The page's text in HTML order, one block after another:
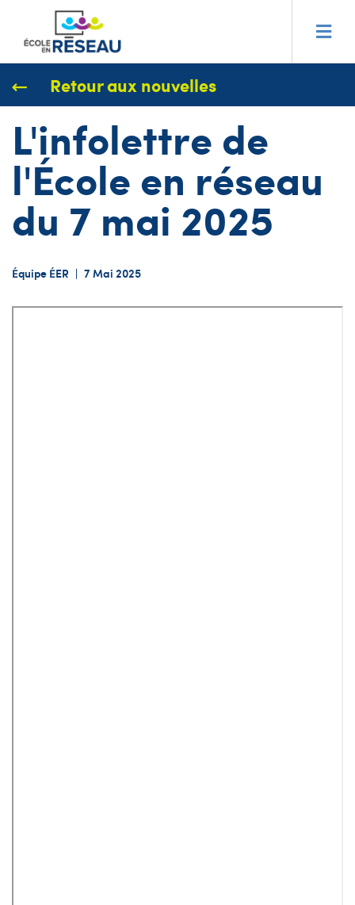
Retour aux nouvelles
L'infolettre de
l'École en réseau
du 7 mai 2025
Équipe ÉER | 7 Mai 2025